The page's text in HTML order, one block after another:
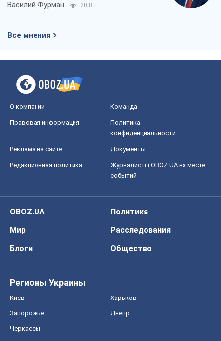
Василий Фурман 20,8 т.
Все мнения
О компании Команда
Правовая информация
Политика
конфиденциальности
Реклама на сайте Документы
Редакционная политика
Журналисты OBOZ.UA на месте
событий
OBOZ.UA
Политика
Мир
Расследования
Блоги
Общество
Регионы Украины
Киев Харьков
Запорожье Днепр
Черкассы